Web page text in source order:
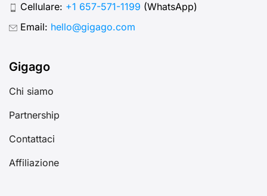
Cellulare: +1 657-571-1199 (WhatsApp)
Email: hello@gigago.com
Gigago
Chi siamo
Partnership
Contattaci
Affiliazione